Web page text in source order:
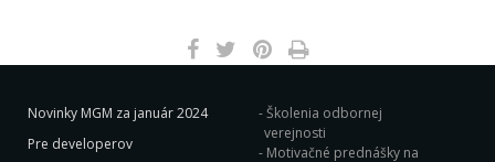
Novinky MGM za január 2024
Pre developerov
Školenia odbornej
verejnosti
Motivačné prednášky na